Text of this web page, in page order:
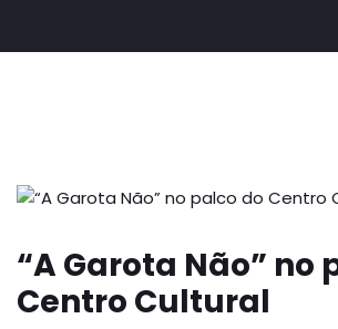
“A Garota Não” no
Centro Cultural